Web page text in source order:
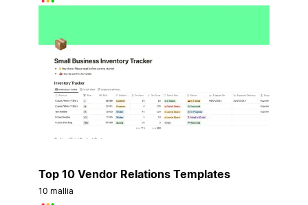
Top 10 Vendor Relations Templates
10 mallia